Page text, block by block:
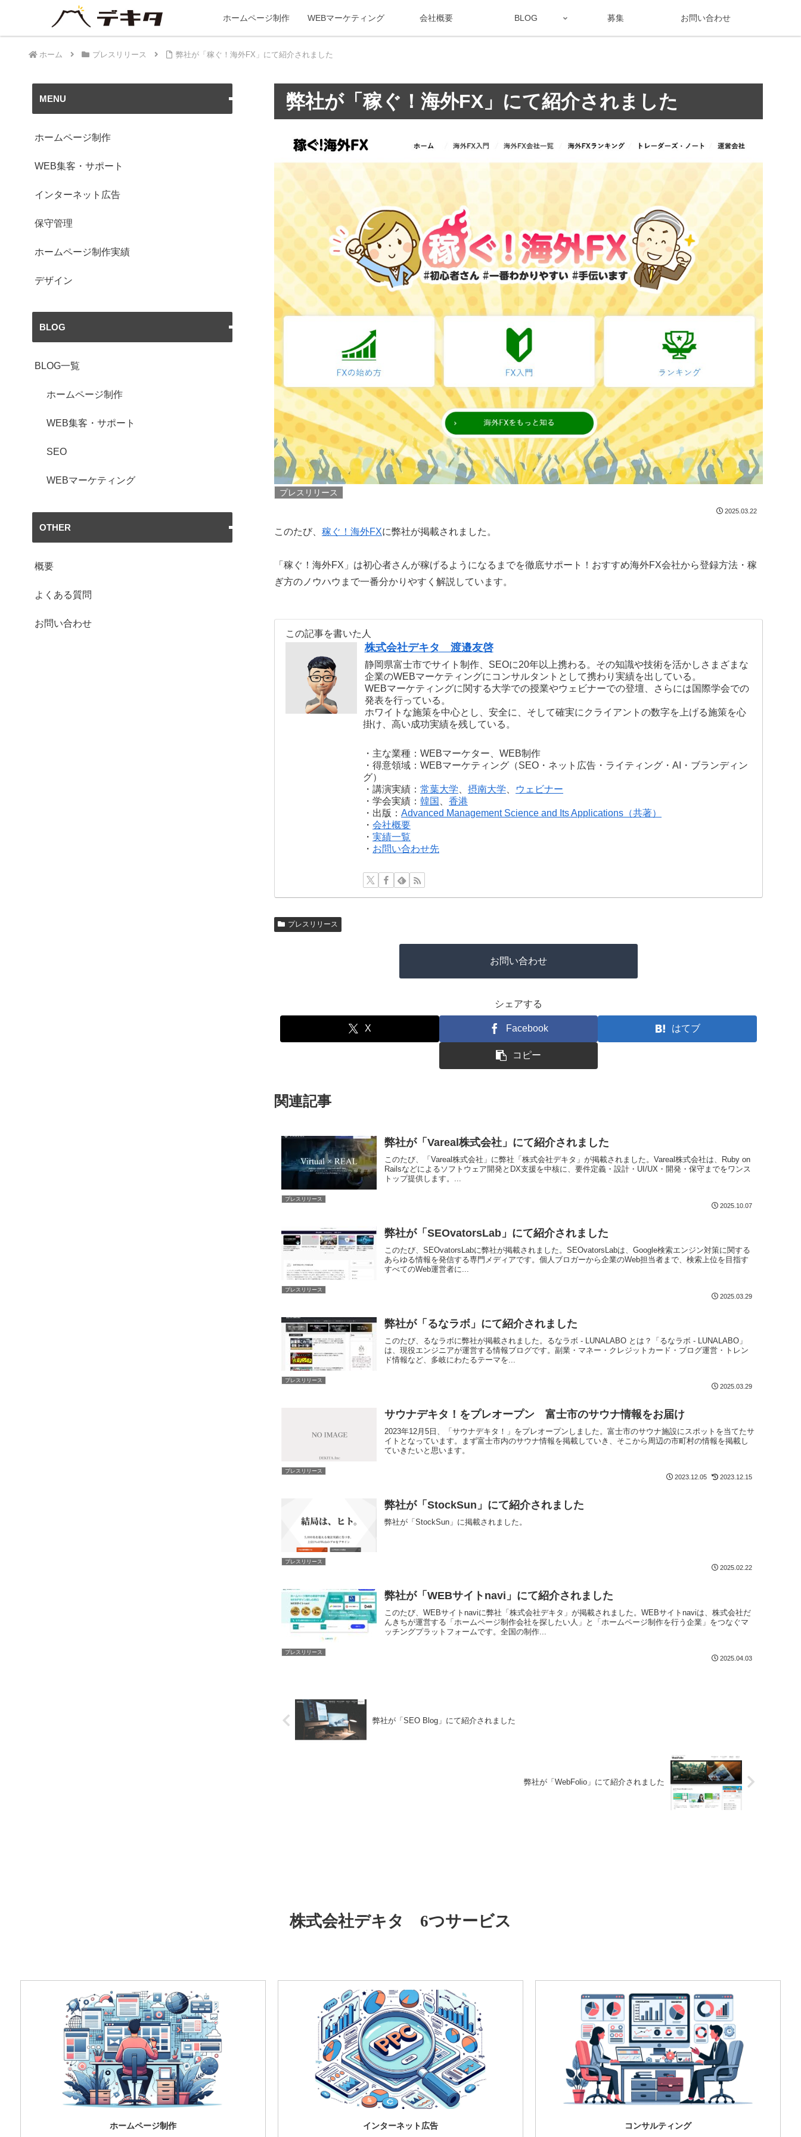
ホームページ制作 WEBマーケティング 会社概要 BLOG 募集 お問い合わせ
ホーム プレスリリース 弊社が「稼ぐ！海外FX」にて紹介されました
弊社が「稼ぐ！海外FX」にて紹介されました
プレスリリース
2025.03.22
このたび、 稼ぐ！海外FXに弊社が掲載されました。
「稼ぐ！海外FX」は初心者さんが稼げるようになるまでを徹底サポート！おすすめ海外FX会社から登録方法・稼
ぎ方のノウハウまで一番分かりやすく解説しています。
この記事を書いた人
株式会社デキタ 渡邉友啓
静岡県富士市でサイト制作、SEOに20年以上携わる。その知識や技術を活かしさまざまな
企業のWEBマーケティングにコンサルタントとして携わり実績を出している。
WEBマーケティングに関する大学での授業やウェビナーでの登壇、さらには国際学会での
発表を行っている。
ホワイトな施策を中心とし、安全に、そして確実にクライアントの数字を上げる施策を心
掛け、高い成功実績を残している。
・主な業種：WEBマーケター、WEB制作
・得意領域：WEBマーケティング（SEO・ネット広告・ライティング・AI・ブランディン
グ）
・講演実績：常葉大学 、摂南大学
ウェビナー
・学会実績：韓国 、香港
・出版：Advanced Management Science and Its Applications（共著）
・会社概要
・実績一覧
・ お問い合わせ先
プレスリリース
お問い合わせ
シェアする
X Facebook はてブ
コピー
関連記事
プレスリリース
弊社が「Vareal株式会社」にて紹介されました
このたび、「Vareal株式会社」に弊社「株式会社デキタ」が掲載されました。Vareal株式会社は、Ruby on
Railsなどによるソフトウェア開発とDX支援を中核に、要件定義・設計・UI/UX・開発・保守までをワンス
トップ提供します。...
2025.10.07
プレスリリース
弊社が「SEOvatorsLab」にて紹介されました
このたび、SEOvatorsLabに弊社が掲載されました。SEOvatorsLabは、Google検索エンジン対策に関する
あらゆる情報を発信する専門メディアです。個人ブロガーから企業のWeb担当者まで、検索上位を目指す
すべてのWeb運営者に...
2025.03.29
プレスリリース
弊社が「るなラボ」にて紹介されました
このたび、るなラボに弊社が掲載されました。るなラボ - LUNALABO とは？「るなラボ - LUNALABO」
は、現役エンジニアが運営する情報ブログです。副業・マネー・クレジットカード・ブログ運営・トレン
ド情報など、多岐にわたるテーマを...
2025.03.29
プレスリリース
サウナデキタ！をプレオープン 富士市のサウナ情報をお届け
2023年12月5日、「サウナデキタ！」をプレオープンしました。富士市のサウナ施設にスポットを当てたサ
イトとなっています。まず富士市内のサウナ情報を掲載していき、そこから周辺の市町村の情報を掲載し
ていきたいと思います。
2023.12.05 2023.12.15
プレスリリース
弊社が「StockSun」にて紹介されました
弊社が「StockSun」に掲載されました。
2025.02.22
プレスリリース
弊社が「WEBサイトnavi」にて紹介されました
このたび、WEBサイトnaviに弊社「株式会社デキタ」が掲載されました。WEBサイトnaviは、株式会社だ
んきちが運営する「ホームページ制作会社を探したい人」と「ホームページ制作を行う企業」をつなぐマ
ッチングプラットフォームです。全国の制作...
2025.04.03
弊社が「SEO Blog」にて紹介されました
弊社が「WebFolio」にて紹介されました
MENU
ホームページ制作
WEB集客・サポート
インターネット広告
保守管理
ホームページ制作実績
デザイン
BLOG
BLOG一覧
ホームページ制作
WEB集客・サポート
SEO
WEBマーケティング
OTHER
概要
よくある質問
お問い合わせ
株式会社デキタ 6つサービス
ホームページ制作 インターネット広告 コンサルティング